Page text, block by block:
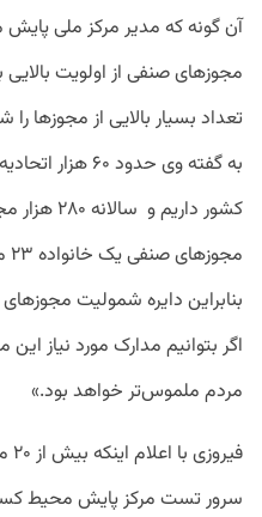
آن گونه که مدیر مرکز ملی
مجوزهای صنفی از اولویت
تعداد بسیار بالایی از مجوزها
به گفته وی
کشور
بنابراین دایره شمولیت
اگر بتوانیم مدارک مورد نیاز
مردم ملموس‌تر خواهد بود.»
سرور تست مرکز پایش محیط